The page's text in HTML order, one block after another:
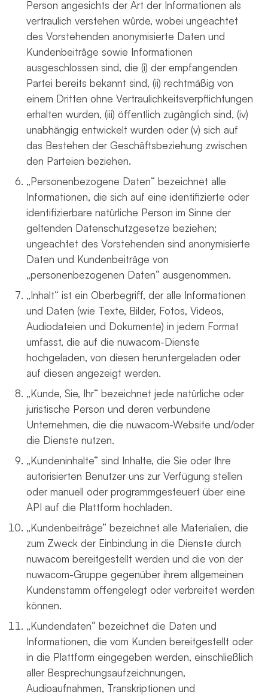
Person angesichts der Art der Informationen als
vertraulich verstehen würde, wobei ungeachtet
des Vorstehenden anonymisierte Daten und
Kundenbeiträge sowie Informationen
ausgeschlossen sind, die (i) der empfangenden
Partei bereits bekannt sind, (ii) rechtmäßig von
einem Dritten ohne Vertraulichkeitsverpflichtungen
erhalten wurden, (iii) öffentlich zugänglich sind, (iv)
unabhängig entwickelt wurden oder (v) sich auf
das Bestehen der Geschäftsbeziehung zwischen
den Parteien beziehen.
„Personenbezogene Daten“ bezeichnet alle
Informationen, die sich auf eine identifizierte oder
identifizierbare natürliche Person im Sinne der
geltenden Datenschutzgesetze beziehen;
ungeachtet des Vorstehenden sind anonymisierte
Daten und Kundenbeiträge von
„personenbezogenen Daten“ ausgenommen.
„Inhalt“ ist ein Oberbegriff, der alle Informationen
und Daten (wie Texte, Bilder, Fotos, Videos,
Audiodateien und Dokumente) in jedem Format
umfasst, die auf die nuwacom-Dienste
hochgeladen, von diesen heruntergeladen oder
auf diesen angezeigt werden.
„Kunde, Sie, Ihr“ bezeichnet jede natürliche oder
juristische Person und deren verbundene
Unternehmen, die die nuwacom-Website und/oder
die Dienste nutzen.
„Kundeninhalte“ sind Inhalte, die Sie oder Ihre
autorisierten Benutzer uns zur Verfügung stellen
oder manuell oder programmgesteuert über eine
API auf die Plattform hochladen.
„Kundenbeiträge“ bezeichnet alle Materialien, die
zum Zweck der Einbindung in die Dienste durch
nuwacom bereitgestellt werden und die von der
nuwacom-Gruppe gegenüber ihrem allgemeinen
Kundenstamm offengelegt oder verbreitet werden
können.
„Kundendaten“ bezeichnet die Daten und
Informationen, die vom Kunden bereitgestellt oder
in die Plattform eingegeben werden, einschließlich
aller Besprechungsaufzeichnungen,
Audioaufnahmen, Transkriptionen und